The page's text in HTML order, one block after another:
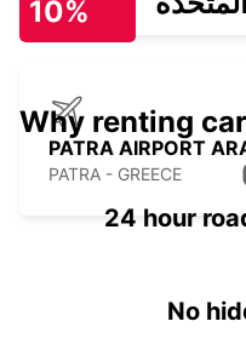
PATRA AIRPORT
PATRA - GREECE
10%
Why renting
24 hour
No